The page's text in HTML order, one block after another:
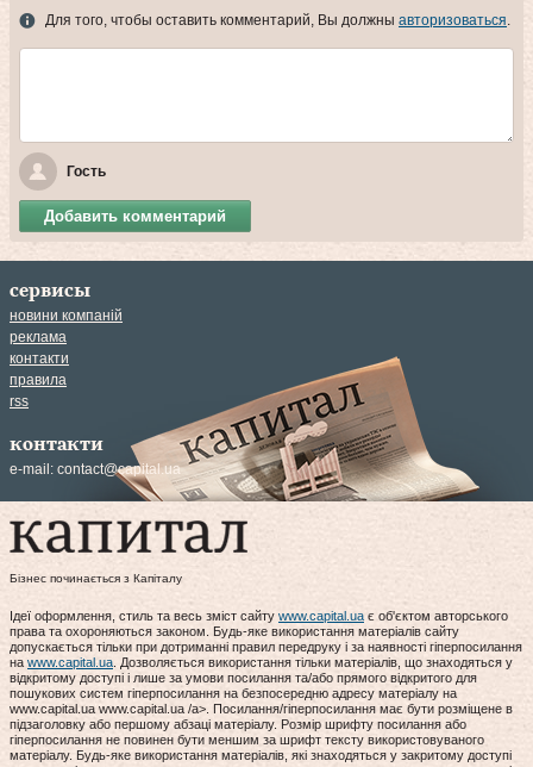
Для того, чтобы оставить комментарий, Вы должны авторизоваться
Гость
Добавить комментарий
сервисы
новини компаній
реклама
контакти
правила
rss
контакти
e-mail: contact@capital.ua
Бізнес починається з Капіталу
Ідеї оформлення, стиль та весь зміст сайту www.capital.ua є об'єктом авторського
права та охороняються законом. Будь-яке використання матеріалів сайту
допускається тільки при дотриманні правил передруку і за наявності гіперпосилання
на www.capital.ua . Дозволяється використання тільки матеріалів, що знаходяться у
відкритому доступі і лише за умови посилання та/або прямого відкритого для
пошукових систем гіперпосилання на безпосередню адресу матеріалу на
www.capital.ua www.capital.ua /a>. Посилання/гіперпосилання має бути розміщене в
підзаголовку або першому абзаці матеріалу. Розмір шрифту посилання або
гіперпосилання не повинен бути меншим за шрифт тексту використовуваного
матеріалу. Будь-яке використання матеріалів, які знаходяться у закритому доступі